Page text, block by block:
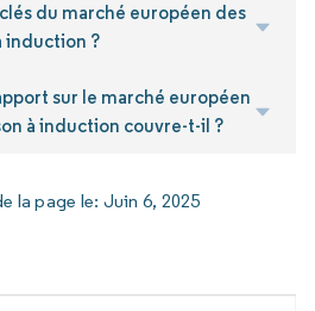
du marché européen des
induction ?
sur le marché européen
à induction couvre-t-il ?
la page le: Juin 6, 2025